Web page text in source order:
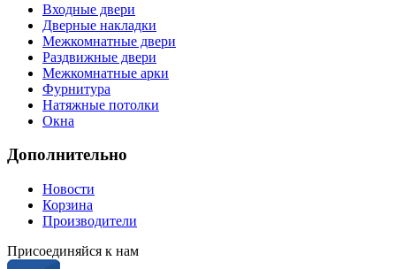
Входные двери
Дверные накладки
Межкомнатные двери
Раздвижные двери
Межкомнатные арки
Фурнитура
Натяжные потолки
Окна
Дополнительно
Новости
Корзина
Производители
Присоединяйся к нам